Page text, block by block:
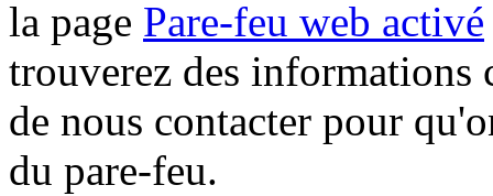
la page Pare-feu web activé
trouverez des informations
de nous contacter pour
du pare-feu.